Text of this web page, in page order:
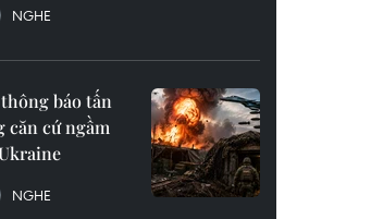
NGHE
báo tấn
căn cứ ngầm
NGHE